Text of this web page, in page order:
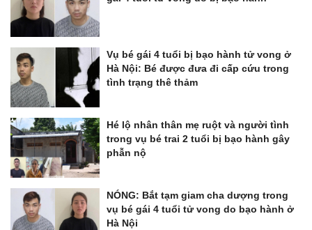
Vụ bé gái 4 tuổi bị bạo hành tử vong ở
Hà Nội: Bé được đưa đi cấp cứu trong
tình trạng thê thảm
Hé lộ nhân thân mẹ ruột và người tình
trong vụ bé trai 2 tuổi bị bạo hành gây
phẫn nộ
NÓNG: Bắt tạm giam cha dượng trong
vụ bé gái 4 tuổi tử vong do bạo hành ở
Hà Nội